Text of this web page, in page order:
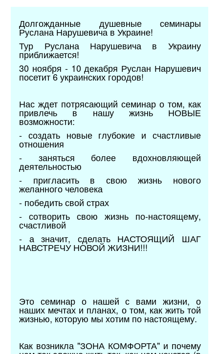
Долгожданные душевные семинары
Руслана Нарушевича в Украине!
Тур Руслана Нарушевича в Украину
приближается!
30 ноября - 10 декабря Руслан Нарушевич
посетит 6 украинских городов!
Нас ждет потрясающий семинар о том, как
привлечь в нашу жизнь НОВЫЕ
возможности:
- создать новые глубокие и счастливые
отношения
- заняться более вдохновляющей
деятельностью
- пригласить в свою жизнь нового
желанного человека
- победить свой страх
- сотворить свою жизнь по-настоящему,
счастливой
- а значит, сделать НАСТОЯЩИЙ ШАГ
НАВСТРЕЧУ НОВОЙ ЖИЗНИ!!!
Это семинар о нашей с вами жизни, о
наших мечтах и планах, о том, как жить той
жизнью, которую мы хотим по настоящему.
Как возникла "ЗОНА КОМФОРТА" и почему